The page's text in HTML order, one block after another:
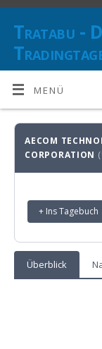
Tratabu -
DOKUMENTIEREN
DEN ÜBERBLICK
MENÜ
AECOM
CORPORATION
+ Ins Tagebuch
Überblick